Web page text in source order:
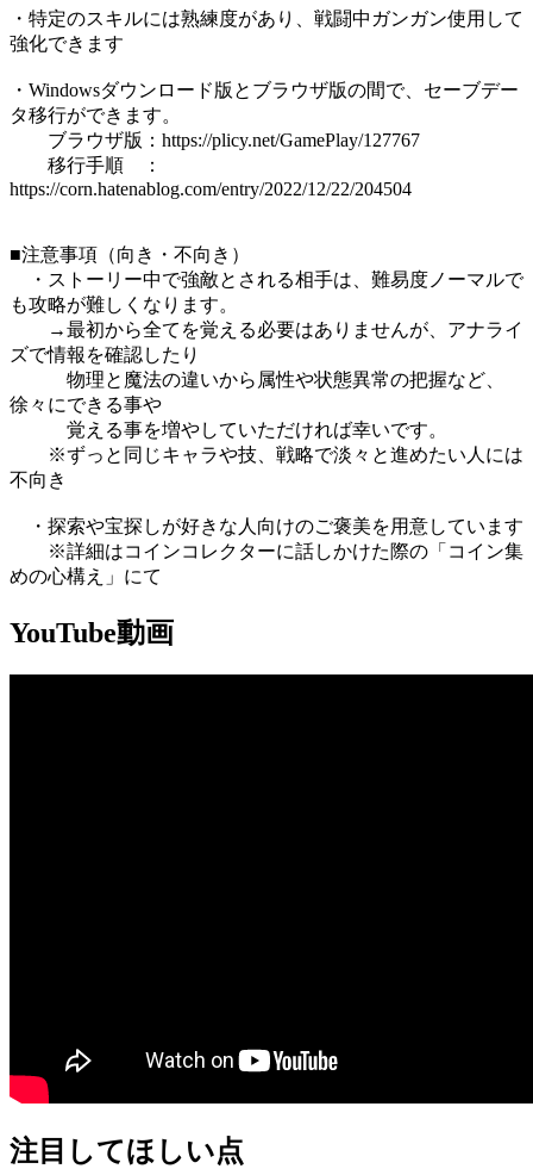
・特定のスキルには熟練度があり、戦闘中ガンガン使用して
強化できます
・Windowsダウンロード版とブラウザ版の間で、セーブデー
タ移行ができます。
ブラウザ版：https://plicy.net/GamePlay/127767
移行手順 ：
https://corn.hatenablog.com/entry/2022/12/22/204504
■注意事項（向き・不向き）
・ストーリー中で強敵とされる相手は、難易度ノーマルで
も攻略が難しくなります。
→最初から全てを覚える必要はありませんが、アナライ
ズで情報を確認したり
物理と魔法の違いから属性や状態異常の把握など、
徐々にできる事や
覚える事を増やしていただければ幸いです。
※ずっと同じキャラや技、戦略で淡々と進めたい人には
不向き
・探索や宝探しが好きな人向けのご褒美を用意しています
※詳細はコインコレクターに話しかけた際の「コイン集
めの心構え」にて
YouTube動画
注目してほしい点